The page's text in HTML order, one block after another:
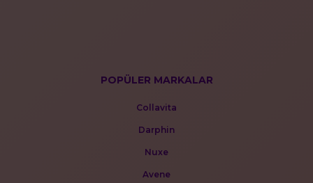
POPÜLER MARKALAR
Collavita
Darphin
Nuxe
Avene